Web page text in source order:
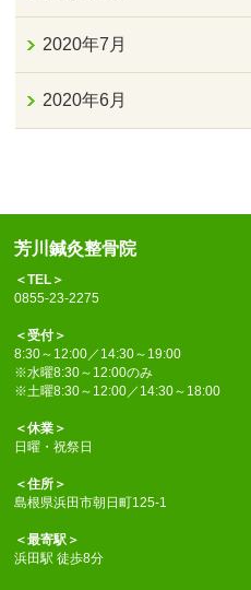
2020年7月
2020年6月
芳川鍼灸整骨院
＜TEL＞
0855-23-2275
＜受付＞
8:30～12:00／14:30～19:00
※水曜8:30～12:00のみ
※土曜8:30～12:00／14:30～18:00
＜休業＞
日曜・祝祭日
＜住所＞
島根県浜田市朝日町125-1
＜最寄駅＞
浜田駅 徒歩8分